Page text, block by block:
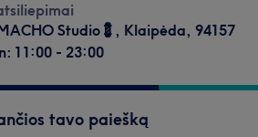
Studio💈, Klaipėda, 94157
11:00 - 23:00
tavo paiešką